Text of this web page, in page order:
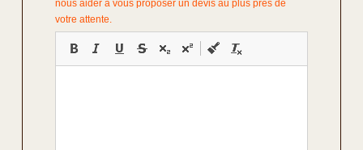
nous aider à vous proposer un devis au plus près de
votre attente.